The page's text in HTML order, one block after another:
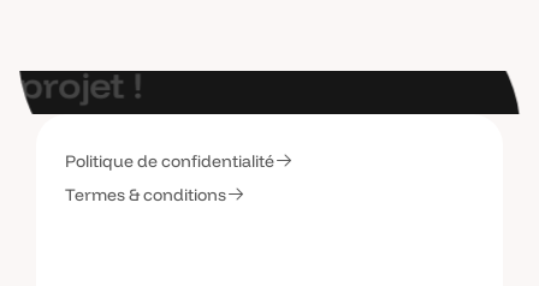
projet!
Contactez-moi
Contactez-moi
Politique de confidentialité
Termes & conditions